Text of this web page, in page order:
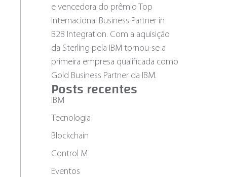
e vencedora do prêmio Top
Internacional Business Partner in
B2B Integration. Com a aquisição
da Sterling pela IBM tornou-se a
primeira empresa qualificada como
Gold Business Partner da IBM.
Posts recentes
IBM
Tecnologia
Blockchain
Control M
Eventos